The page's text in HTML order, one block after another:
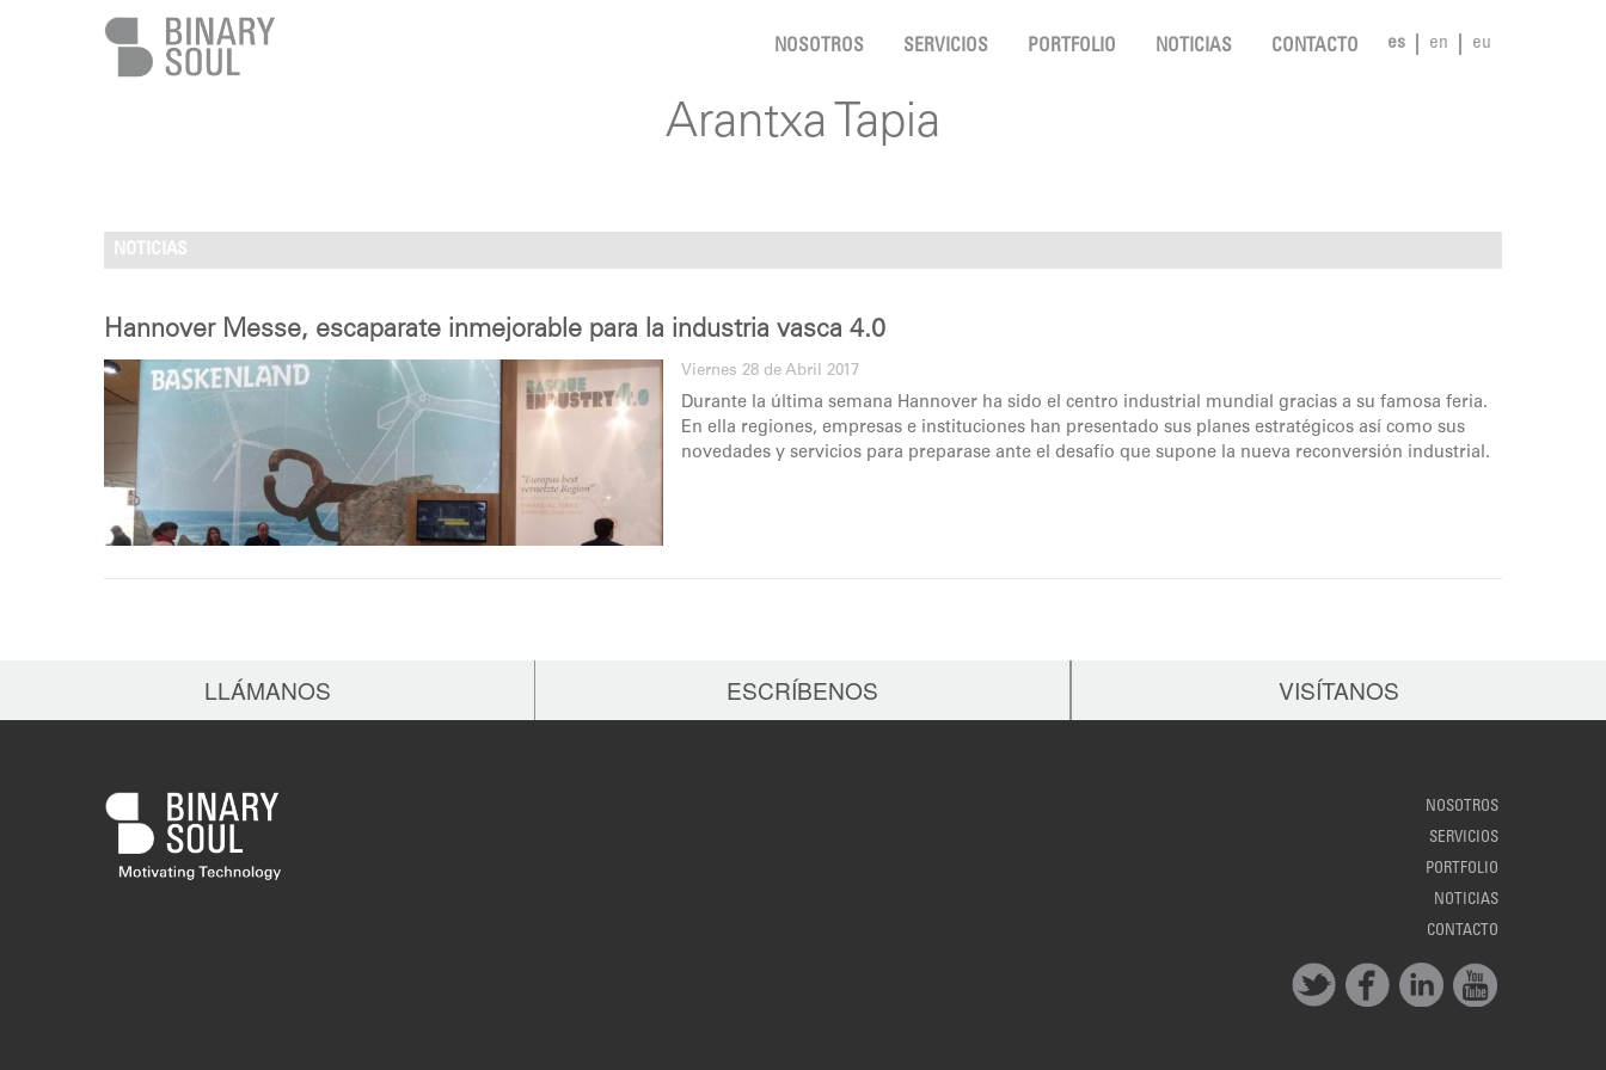
es en eu
NOSOTROS SERVICIOS PORTFOLIO NOTICIAS CONTACTO
Arantxa Tapia
NOTICIAS
Hannover Messe, escaparate inmejorable para la industria vasca 4.0
Viernes 28 de Abril 2017
Durante la última semana Hannover ha sido el centro industrial mundial gracias a su famosa feria.
En ella regiones, empresas e instituciones han presentado sus planes estratégicos así como sus
novedades y servicios para preparase ante el desafío que supone la nueva reconversión industrial.
LLÁMANOS ESCRÍBENOS VISÍTANOS
NOSOTROS
SERVICIOS
PORTFOLIO
NOTICIAS
CONTACTO